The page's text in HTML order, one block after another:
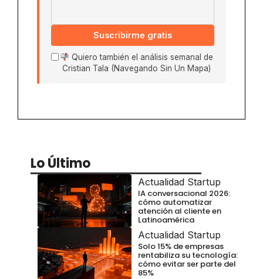
Suscribirme gratis
Quiero también el análisis semanal de
Cristian Tala (Navegando Sin Un Mapa)
Lo Último
Actualidad Startup
IA conversacional 2026:
cómo automatizar
atención al cliente en
Latinoamérica
Actualidad Startup
Solo 15% de empresas
rentabiliza su tecnología:
cómo evitar ser parte del
85%